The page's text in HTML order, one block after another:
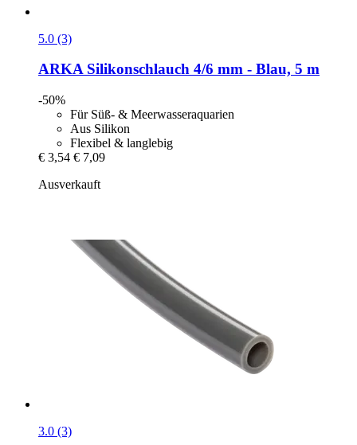
5.0 (3)
ARKASilikonschlauch 4/6 mm -​ Blau, 5 m
-50%
Für Süß- & Meerwasseraquarien
Aus Silikon
Flexibel & langlebig
€ 3,54 € 7,09
Ausverkauft
3.0 (3)